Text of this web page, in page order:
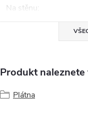
Na stěnu :
Produkt
Plátna